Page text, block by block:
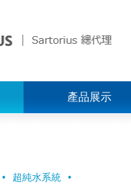
產品展示
超純水系統